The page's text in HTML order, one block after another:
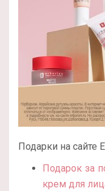
Подарки на сайте
Подарок за
крем для